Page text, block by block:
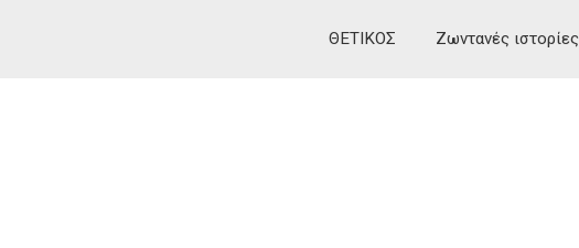
ΘΕΤΙΚΟΣ Ζωντανές ιστορίες